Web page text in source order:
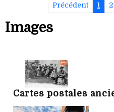
Précédent 1 2
Images
Cartes postales